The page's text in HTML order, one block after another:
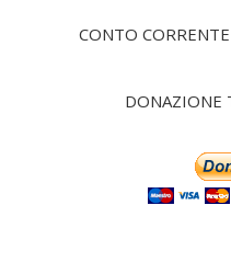
CONTO
DONAZIONE